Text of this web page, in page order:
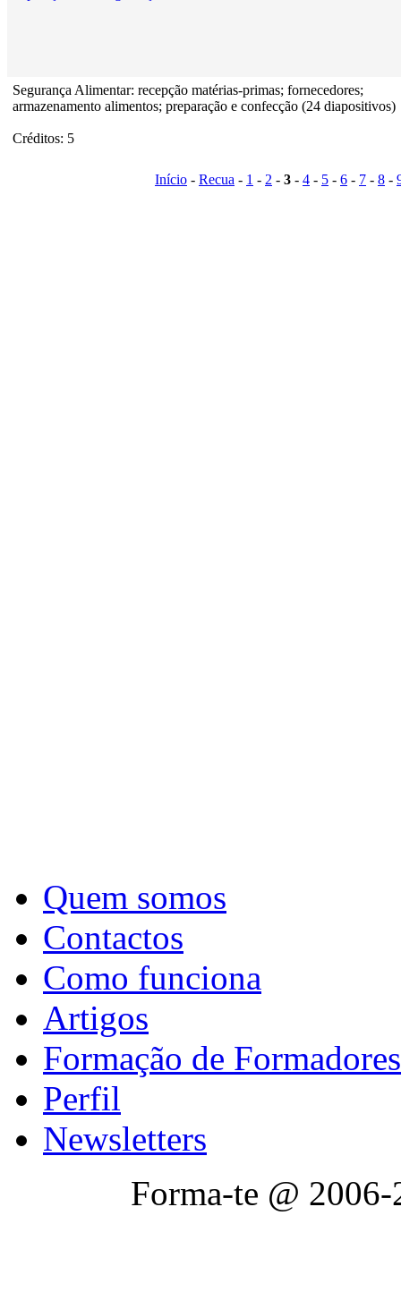
Segurança Alimentar: recepção matérias-primas; fornecedores;
armazenamento alimentos; preparação e confecção (24 diapositivos)
Créditos: 5
Início - Recua - 1 - 2 - 3 - 4 - 5 - 6 - 7 - 8 -
Quem somos
Contactos
Como funciona
Artigos
Formação de Formadores
Perfil
Newsletters
Forma-te @